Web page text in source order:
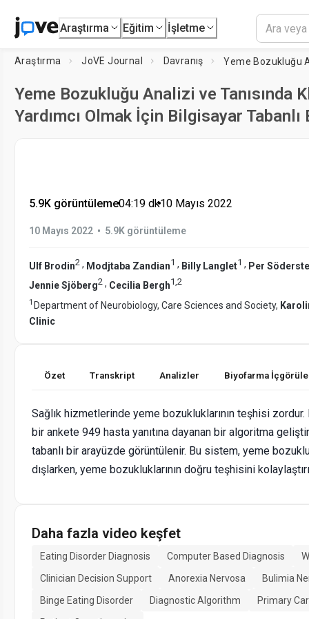
Araştırma Eğitim İşletme
Araştırma JoVE Journal Davranış
Yeme Bozukluğu Analizi ve Tanısında
Yardımcı Olmak İçin Bilgisayar
5.9K görüntüleme•04:19 dk•10 Mayıs 2022
10 Mayıs 2022 • 5.9K görüntüleme
Ulf Brodin2 , Modjtaba Zandian1 , Billy Langlet1 , Per
Jennie Sjöberg2 , Cecilia Bergh1 2
1 Department of Neurobiology, Care Sciences and Society,
Clinic
Özet Transkript Analizler Biyofarma
Sağlık hizmetlerinde yeme bozukluklarının teşhisi
bir ankete 949 hasta yanıtına dayanan bir algoritma
tabanlı bir arayüzde görüntülenir. Bu sistem, yeme
dışlarken, yeme bozukluklarının doğru teşhisini
Daha fazla video keşfet
Eating Disorder Diagnosis Computer Based Diagnosis
Clinician Decision Support
Anorexia Nervosa
Bulimia
Binge Eating Disorder
Diagnostic Algorithm
Primary